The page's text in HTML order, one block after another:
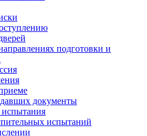
подготовки и
документы
испытаний